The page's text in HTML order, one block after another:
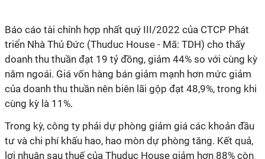
Báo cáo tài chính hợp nhất quý III/2022 của CTCP Phát
triển Nhà Thủ Đức (Thuduc House - Mã: TDH) cho thấy
doanh thu thuần đạt 19 tỷ đồng, giảm 44% so với cùng kỳ
năm ngoái. Giá vốn hàng bán giảm mạnh hơn mức giảm
của doanh thu thuần nên biên lãi gộp đạt 48,9%, trong khi
cùng kỳ là 11%.
Trong kỳ, công ty phải dự phòng giảm giá các khoản đầu
tư và chi phí khấu hao, hao mòn dự phòng tăng. Kết quả,
lợi nhuận sau thuế của Thuduc House giảm hơn 88% còn